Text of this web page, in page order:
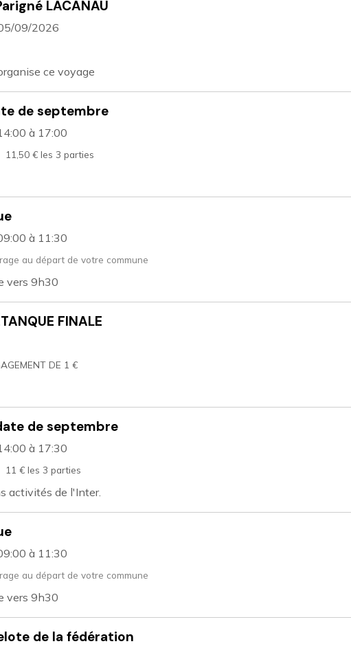
LACANAU
09/2026
ce voyage
de septembre
à 17:00
11,50 € les 3 parties
à 11:30
au départ de votre commune
vers 9h30
FINALE
DE 1 €
de septembre
à 17:30
11 € les 3 parties
activités de l'Inter.
à 11:30
au départ de votre commune
vers 9h30
de la fédération